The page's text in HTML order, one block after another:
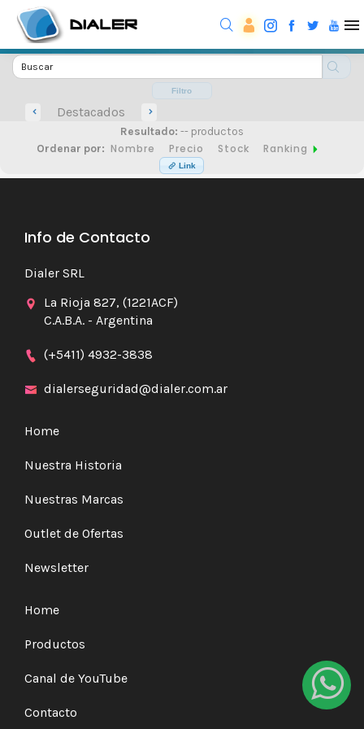
Filtro
Destacados
Resultado: -- productos
Ordenar por: Nombre Precio Stock Ranking
Link
Info de Contacto
Dialer SRL
La Rioja 827, (1221ACF)
C.A.B.A. - Argentina
(+5411) 4932-3838
dialerseguridad@dialer.com.ar
Home
Nuestra Historia
Nuestras Marcas
Outlet de Ofertas
Newsletter
Home
Productos
Canal de YouTube
Contacto